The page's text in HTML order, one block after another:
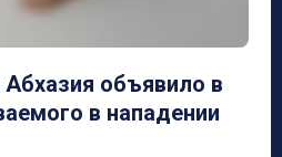
объявило в
в нападении